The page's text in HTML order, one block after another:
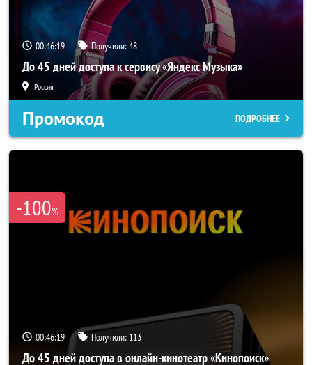
00:46:18 Получили:48
До 45 дней доступа к сервису «Яндекс Музыка»
Россия
Промокод ПОДРОБНЕЕ
-100%
00:46:18 Получили: 113
До 45 дней доступа в онлайн-кинотеатр «Кинопоиск»